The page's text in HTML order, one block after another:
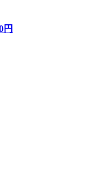
円